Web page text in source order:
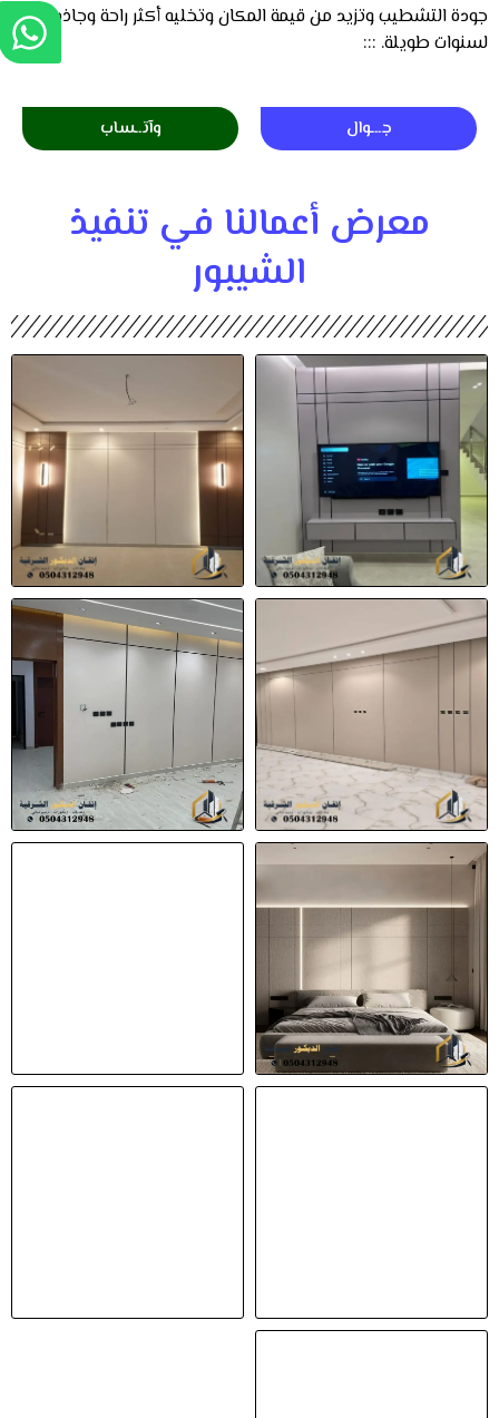
جودة التشطيب وتزيد من قيمة المكان وتخليه أكثر راحة وجاذبية
لسنوات طويلة. :::
جـــوال وآتــساب
معرض أعمالنا في تنفيذ
الشيبور